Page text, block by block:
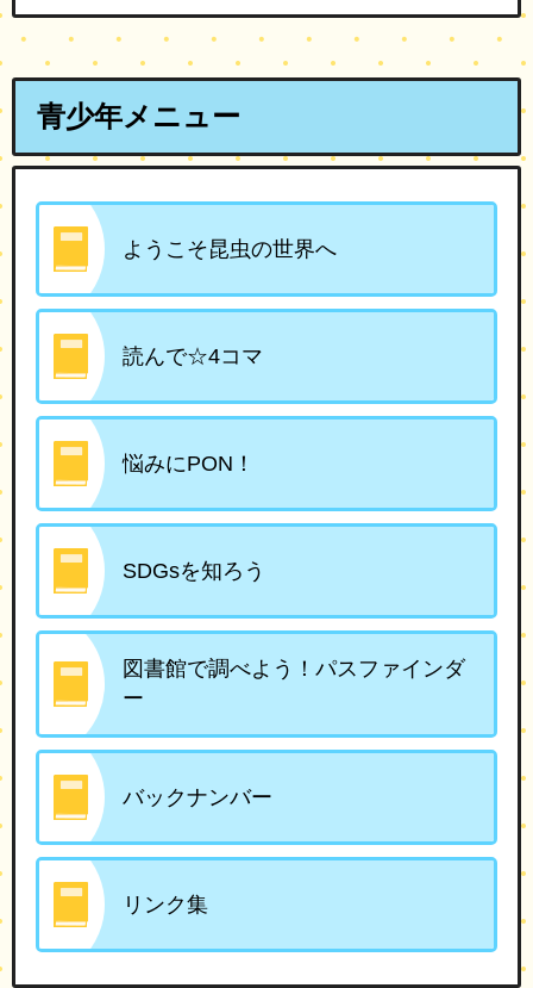
青少年メニュー
ようこそ昆虫の世界へ
読んで☆4コマ
悩みにPON！
SDGsを知ろう
図書館で調べよう！パスファインダ
ー
バックナンバー
リンク集